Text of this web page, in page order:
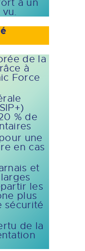
à un
de la
à
Force
% de
une
en cas
et
les
plus
sécurité
de la